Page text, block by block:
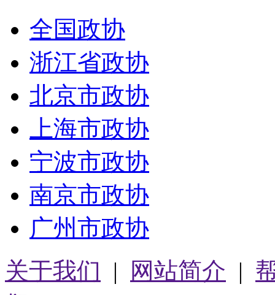
全国政协
浙江省政协
北京市政协
上海市政协
宁波市政协
南京市政协
广州市政协
关于我们 | 网站简介 |